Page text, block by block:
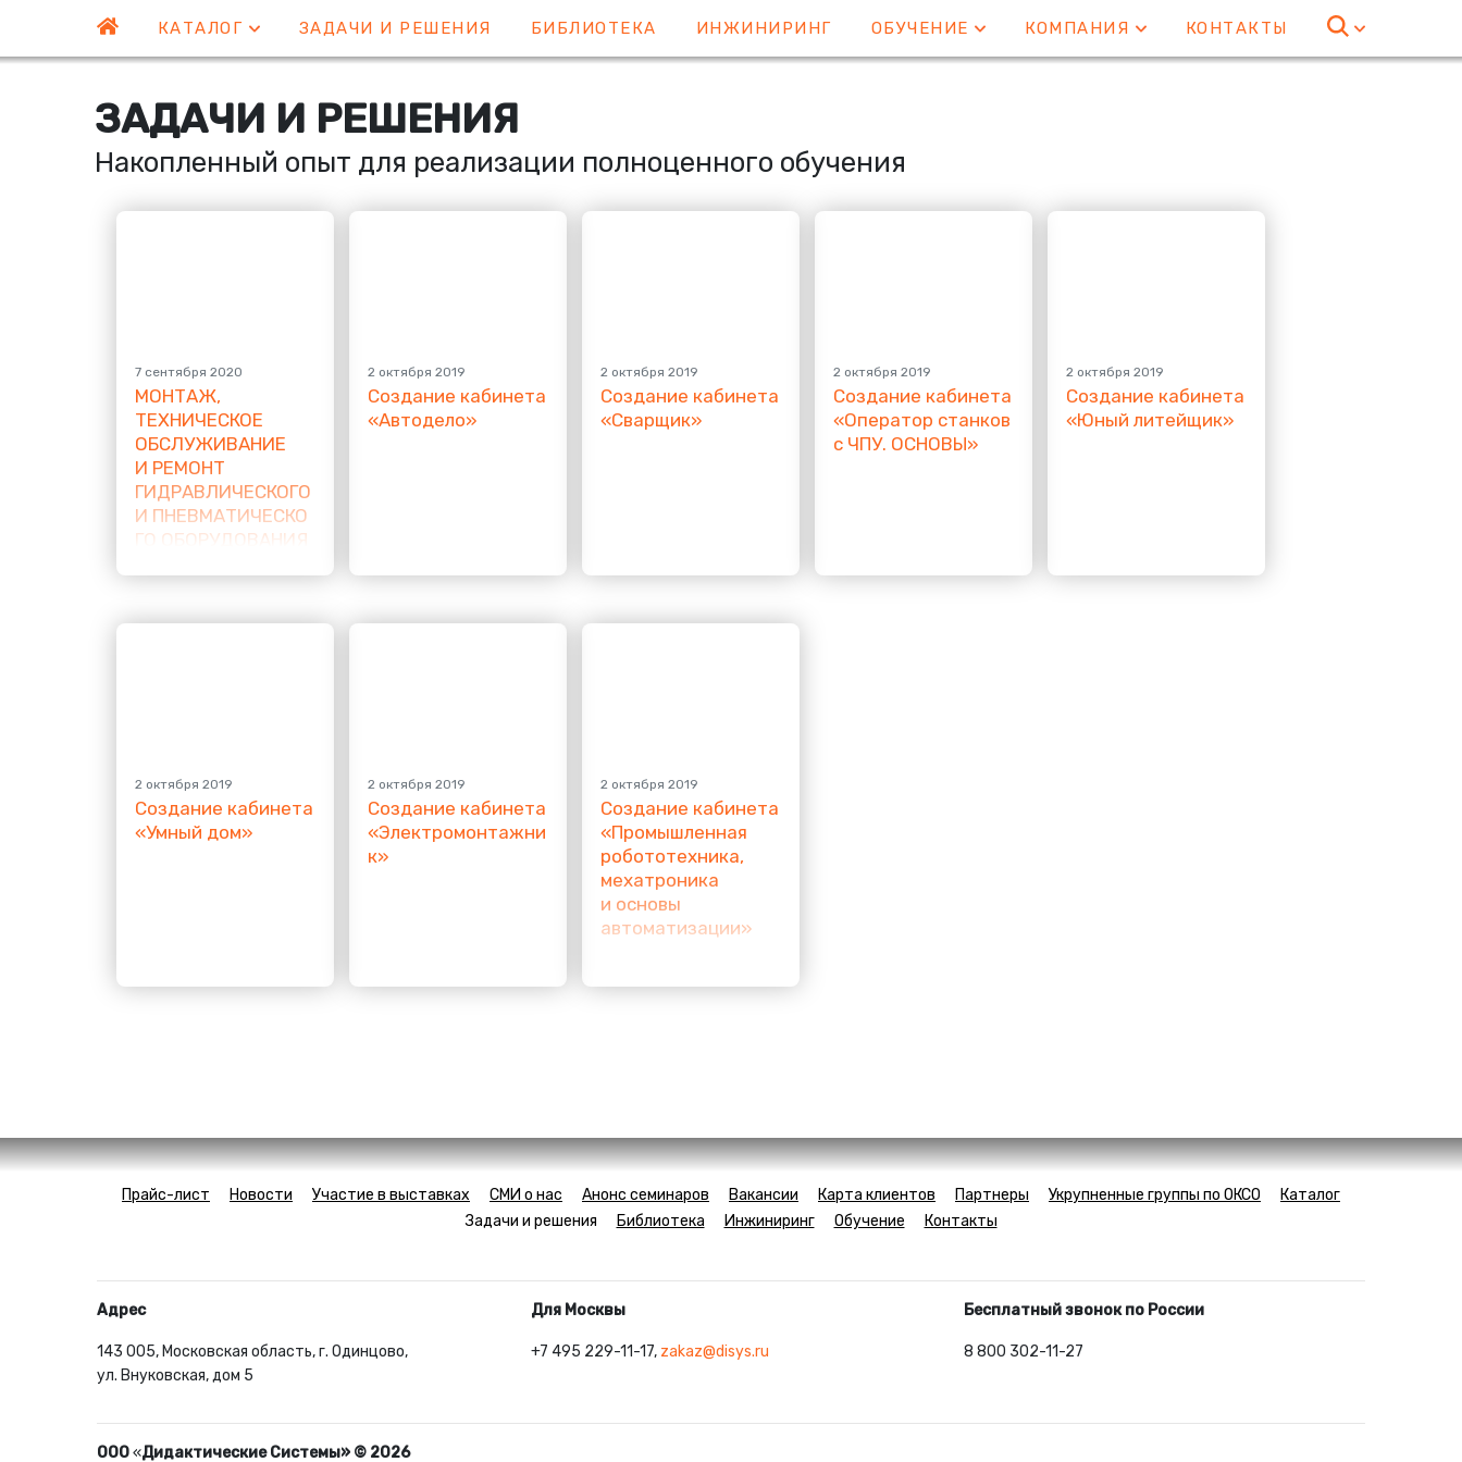
КАТАЛОГ ЗАДАЧИ И РЕШЕНИЯ БИБЛИОТЕКА ИНЖИНИРИНГ ОБУЧЕНИЕ КОМПАНИЯ КОНТАКТЫ
ЗАДАЧИ И РЕШЕНИЯ
Накопленный опыт для реализации полноценного обучения
7 сентября 2020
МОНТАЖ,
ТЕХНИЧЕСКОЕ
ОБСЛУЖИВАНИЕ
И РЕМОНТ
ГИДРАВЛИЧЕСКОГО
И ПНЕВМАТИЧЕСКО
ГО ОБОРУДОВАНИЯ
2 октября 2019
Создание кабинета
«Автодело»
2 октября 2019
Создание кабинета
«Сварщик»
2 октября 2019
Создание кабинета
«Оператор станков
с ЧПУ. ОСНОВЫ»
2 октября 2019
Создание кабинета
«Юный литейщик»
2 октября 2019
Создание кабинета
«Умный дом»
2 октября 2019
Создание кабинета
«Электромонтажни
к»
2 октября 2019
Создание кабинета
«Промышленная
робототехника,
мехатроника
и основы
автоматизации»
Прайс-лист Новости Участие в выставках СМИ о нас Анонс семинаров Вакансии Карта клиентов Партнеры Укрупненные группы по ОКСО
Каталог
Задачи и решения
Библиотека Инжиниринг Обучение Контакты
Адрес
143 005, Московская область, г. Одинцово,
ул. Внуковская, дом 5
Для Москвы
+7 495 229-11-17, zakaz@disys.ru
Бесплатный звонок по России
8 800 302-11-27
ООО«Дидактические Системы» © 2026